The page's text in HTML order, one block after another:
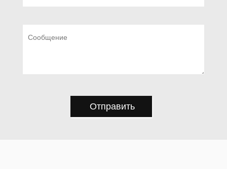
Отправить